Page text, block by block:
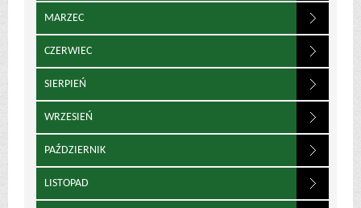
MARZEC
CZERWIEC
SIERPIEŃ
WRZESIEŃ
PAŹDZIERNIK
LISTOPAD